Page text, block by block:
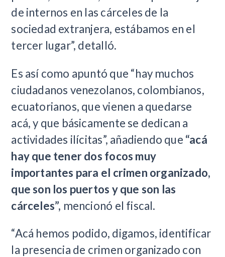
de internos en las cárceles de la
sociedad extranjera, estábamos en el
tercer lugar”, detalló.
Es así como apuntó que “hay muchos
ciudadanos venezolanos, colombianos,
ecuatorianos, que vienen a quedarse
acá, y que básicamente se dedican a
actividades ilícitas”, añadiendo que “acá
hay que tener dos focos muy
importantes para el crimen organizado,
que son los puertos y que son las
cárceles”, mencionó el fiscal.
“Acá hemos podido, digamos, identificar
la presencia de crimen organizado con